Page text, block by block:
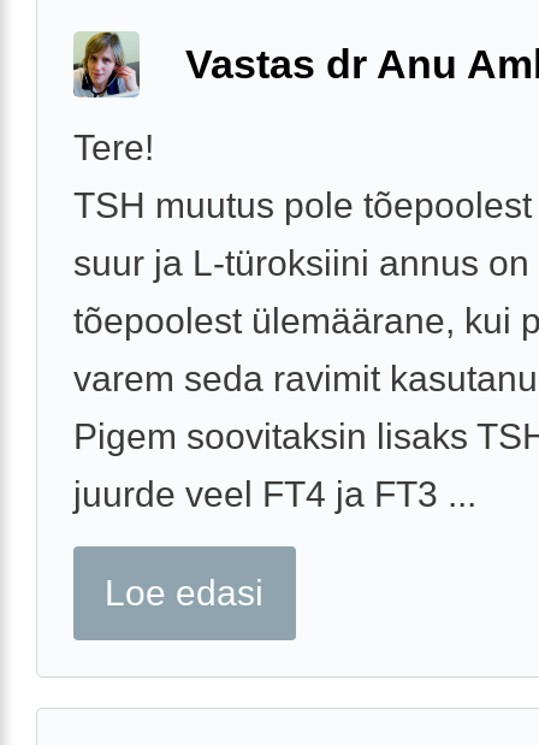
Vastas dr Anu
Tere!
TSH muutus pole
suur ja L-türoksiini annus on
tõepoolest ülemäärane, kui
varem seda ravimit
Pigem soovitaksin lisaks
juurde veel FT4 ja FT3 ...
Loe edasi